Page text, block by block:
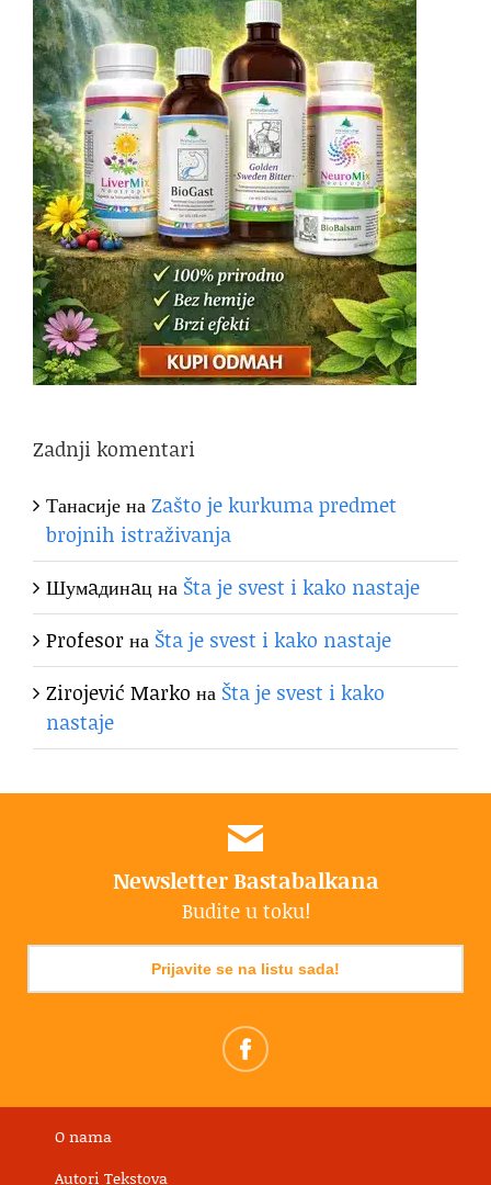
Zadnji komentari
ТанасијенаZašto je kurkuma predmet
brojnih istraživanja
Шумaдинaцна Šta je svest i kako nastaje
Profesorна Šta je svest i kako nastaje
Zirojević Marko на Šta je svest i kako
nastaje
Newsletter Bastabalkana
Budite u toku!
Prijavite se na listu sada!
O nama
Autori Tekstova